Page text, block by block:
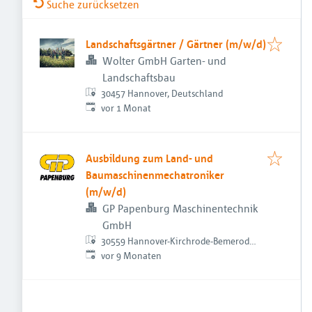
Suche zurücksetzen
Landschaftsgärtner / Gärtner (m/w/d)
Wolter GmbH Garten- und
Landschaftsbau
30457 Hannover, Deutschland
Veröffentlicht:
vor 1 Monat
Ausbildung zum Land- und
Baumaschinenmechatroniker
(m/w/d)
GP Papenburg Maschinentechnik
GmbH
30559 Hannover-Kirchrode-Bemerode-
Wülferode, Deutschland
Veröffentlicht:
vor 9 Monaten